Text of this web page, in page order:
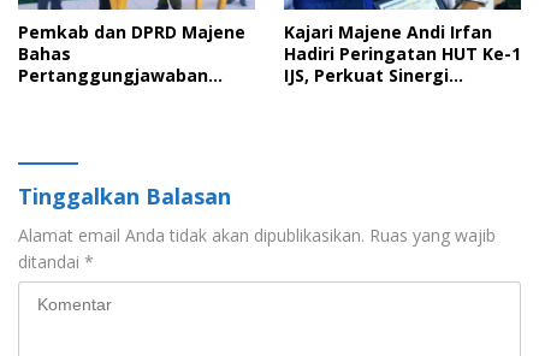
Pemkab dan DPRD Majene
Bahas
Pertanggungjawaban
Kajari Majene Andi Irfan
Hadiri Peringatan HUT Ke-1
IJS, Perkuat Sinergi
Tinggalkan Balasan
Alamat email Anda tidak akan dipublikasikan. Ruas yang wajib
ditandai *